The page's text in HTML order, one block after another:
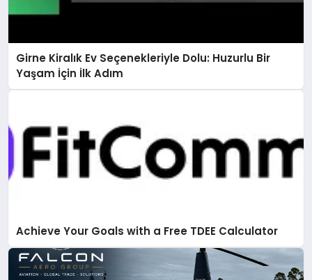
Girne Kiralık Ev Seçenekleriyle Dolu: Huzurlu Bir
Yaşam İçin İlk Adım
Achieve Your Goals with a Free TDEE Calculator